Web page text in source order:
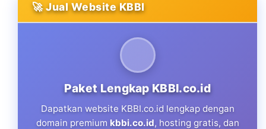
🚀 Jual Website KBBI
Paket Lengkap KBBI.co.id
Dapatkan website KBBI.co.id lengkap dengan
domain premium kbbi.co.id, hosting gratis, dan